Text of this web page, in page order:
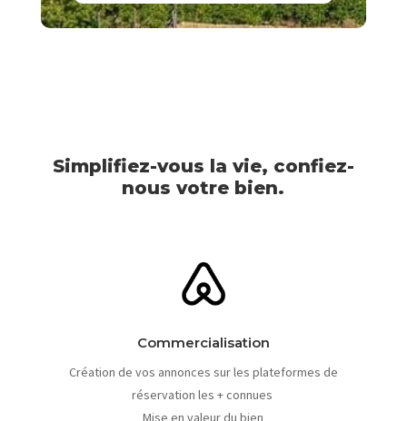
Simplifiez-vous la vie, confiez-
nous votre bien.
Commercialisation
Création de vos annonces sur les plateformes de
réservation les + connues
Mise en valeur du bien